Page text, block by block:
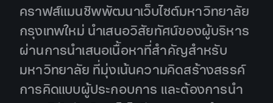
คราฟส์แมนชิพพัฒนาเว็บไซต์มหาวิทยาลัย
กรุงเทพใหม่ นำเสนอวิสัยทัศน์ของผู้บริหาร
ผ่านการนำเสนอเนื้อหาที่สำคัญสำหรับ
มหาวิทยาลัย ที่มุ่งเน้นความคิดสร้างสรรค์
การคิดแบบผู้ประกอบการ และต้องการนำ